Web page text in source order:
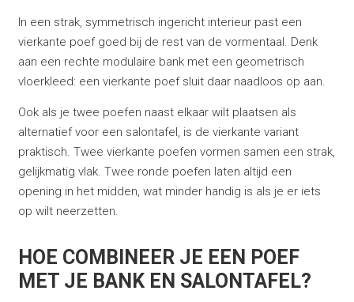
In een strak, symmetrisch ingericht interieur past een
vierkante poef goed bij de rest van de vormentaal. Denk
aan een rechte modulaire bank met een geometrisch
vloerkleed: een vierkante poef sluit daar naadloos op aan.
Ook als je twee poefen naast elkaar wilt plaatsen als
alternatief voor een salontafel, is de vierkante variant
praktisch. Twee vierkante poefen vormen samen een strak,
gelijkmatig vlak. Twee ronde poefen laten altijd een
opening in het midden, wat minder handig is als je er iets
op wilt neerzetten.
HOE COMBINEER JE EEN POEF
MET JE BANK EN SALONTAFEL?